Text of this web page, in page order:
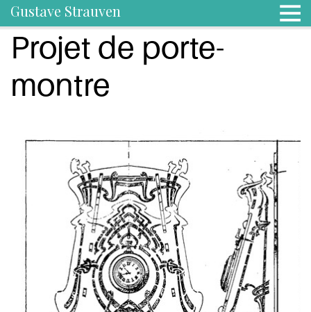
Gustave Strauven
Projet de porte-
montre